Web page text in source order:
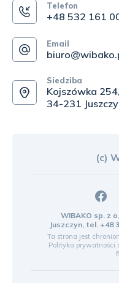
Telefon
+48 532 161
Email
Siedziba
Kojszówka 254,
34-231
(c)
WIBAKO sp. z
Juszczyn, tel. +48
Ta strona jest
Polityka prywatności